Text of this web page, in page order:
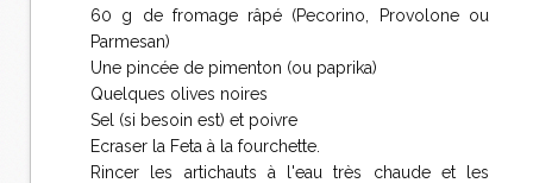
60 g de fromage râpé (Pecorino, Provolone ou
Parmesan)
Une pincée de pimenton (ou paprika)
Quelques olives noires
Sel (si besoin est) et poivre
Ecraser la Feta à la fourchette.
Rincer les artichauts à l'eau très chaude et les